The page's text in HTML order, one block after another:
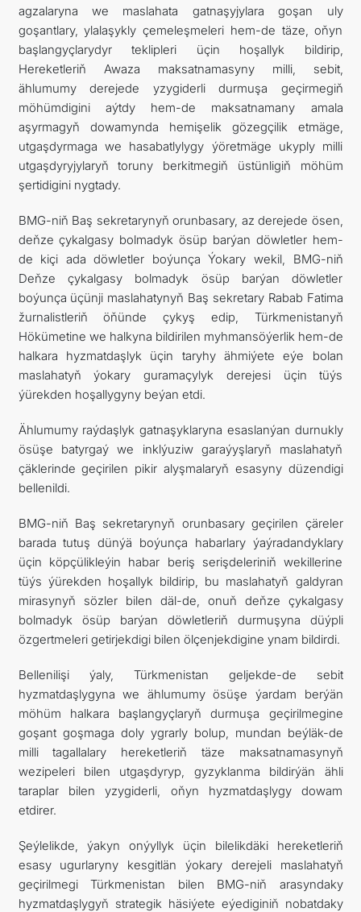
agzalaryna we maslahata gatnaşyjylara goşan uly
goşantlary, ylalaşykly çemeleşmeleri hem-de täze, oňyn
başlangyçlarydyr teklipleri üçin hoşallyk bildirip,
Hereketleriň Awaza maksatnamasyny milli, sebit,
ählumumy derejede yzygiderli durmuşa geçirmegiň
möhümdigini aýtdy hem-de maksatnamany amala
aşyrmagyň dowamynda hemişelik gözegçilik etmäge,
utgaşdyrmaga we hasabatlylygy ýöretmäge ukyply milli
utgaşdyryjylaryň toruny berkitmegiň üstünligiň möhüm
şertidigini nygtady.
BMG-niň Baş sekretarynyň orunbasary, az derejede ösen,
deňze çykalgasy bolmadyk ösüp barýan döwletler hem-
de kiçi ada döwletler boýunça Ýokary wekil, BMG-niň
Deňze çykalgasy bolmadyk ösüp barýan döwletler
boýunça üçünji maslahatynyň Baş sekretary Rabab Fatima
žurnalistleriň öňünde çykyş edip, Türkmenistanyň
Hökümetine we halkyna bildirilen myhmansöýerlik hem-de
halkara hyzmatdaşlyk üçin taryhy ähmiýete eýe bolan
maslahatyň ýokary guramaçylyk derejesi üçin tüýs
ýürekden hoşallygyny beýan etdi.
Ählumumy raýdaşlyk gatnaşyklaryna esaslanýan durnukly
ösüşe batyrgaý we inklýuziw garaýyşlaryň maslahatyň
çäklerinde geçirilen pikir alyşmalaryň esasyny düzendigi
bellenildi.
BMG-niň Baş sekretarynyň orunbasary geçirilen çäreler
barada tutuş dünýä boýunça habarlary ýaýradandyklary
üçin köpçülikleýin habar beriş serişdeleriniň wekillerine
tüýs ýürekden hoşallyk bildirip, bu maslahatyň galdyran
mirasynyň sözler bilen däl-de, onuň deňze çykalgasy
bolmadyk ösüp barýan döwletleriň durmuşyna düýpli
özgertmeleri getirjekdigi bilen ölçenjekdigine ynam bildirdi.
Bellenilişi ýaly, Türkmenistan geljekde-de sebit
hyzmatdaşlygyna we ählumumy ösüşe ýardam berýän
möhüm halkara başlangyçlaryň durmuşa geçirilmegine
goşant goşmaga doly ygrarly bolup, mundan beýläk-de
milli tagallalary hereketleriň täze maksatnamasynyň
wezipeleri bilen utgaşdyryp, gyzyklanma bildirýän ähli
taraplar bilen yzygiderli, oňyn hyzmatdaşlygy dowam
etdirer.
Şeýlelikde, ýakyn onýyllyk üçin bilelikdäki hereketleriň
esasy ugurlaryny kesgitlän ýokary derejeli maslahatyň
geçirilmegi Türkmenistan bilen BMG-niň arasyndaky
hyzmatdaşlygyň strategik häsiýete eýediginiň nobatdaky